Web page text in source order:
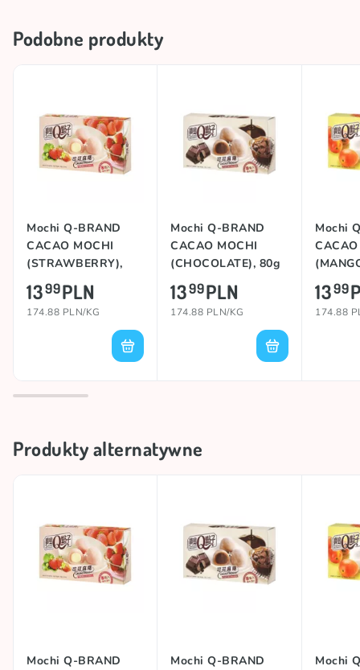
Marka Q-BRAND
Kraj pochodzenia Tajwan
Podobne produkty
Mochi Q-BRAND
CACAO MOCHI
(STRAWBERRY),
80g
1399PLN
174.88 PLN/KG
Mochi Q-BRAND
CACAO MOCHI
(CHOCOLATE), 80g
1399PLN
174.88 PLN/KG
Mochi
1399
174.88
Produkty alternatywne
Mochi Q-BRAND
Mochi Q-BRAND
Mochi